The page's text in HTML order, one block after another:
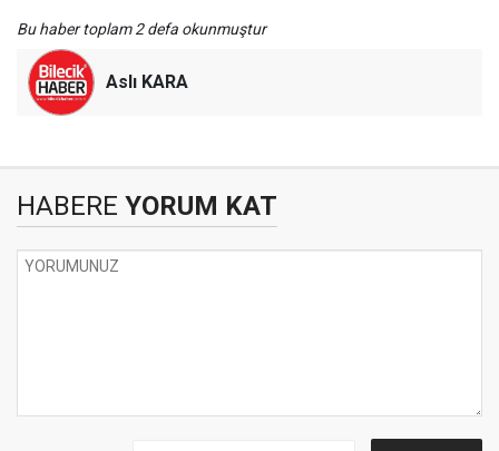
Bu haber toplam 2 defa okunmuştur
Aslı KARA
HABERE YORUM KAT